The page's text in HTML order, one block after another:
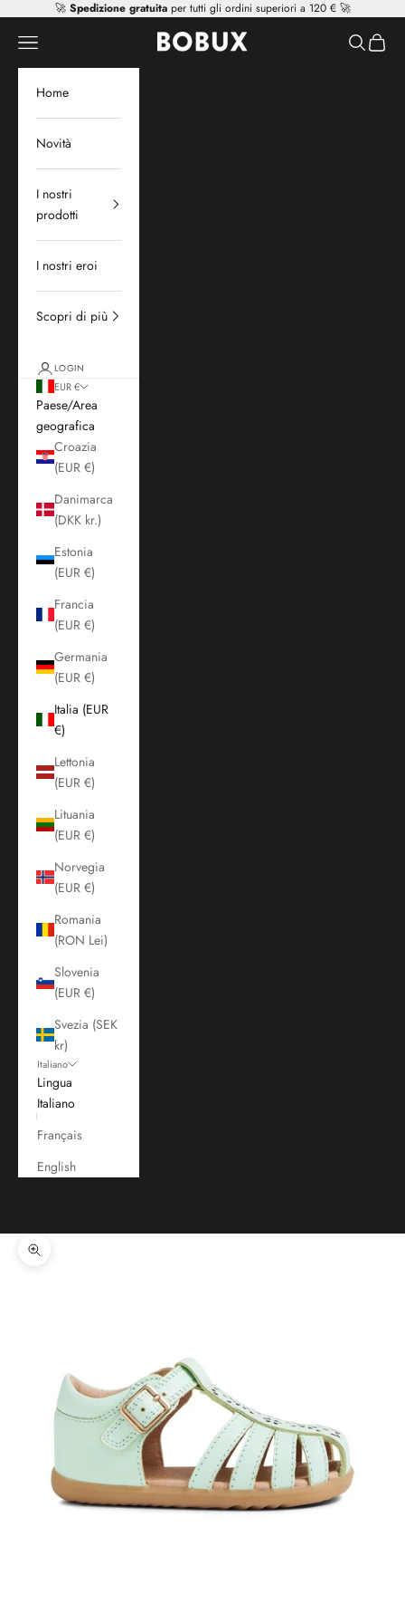
Vai al contenuto
🚀 Spedizione gratuitaper tutti gli ordini superiori a 120 € 🚀
Mr Tiggle - Distributor
Apri il menu di navigazione Mostra il
Home
Novità
I nostri
prodotti
I nostri eroi
Scopri di più
LOGIN
EUR €
Paese/Area
geografica
Croazia
(EUR €)
Danimarca
(DKK kr.)
Estonia
(EUR €)
Francia
(EUR €)
Germania
(EUR €)
Italia (EUR
€)
Lettonia
(EUR €)
Lituania
(EUR €)
Norvegia
(EUR €)
Romania
(RON Lei)
Slovenia
(EUR €)
Svezia (SEK
kr)
Italiano
Lingua
Italiano
Français
English
Ingrandisci immagine